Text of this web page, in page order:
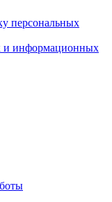
персональных
и информационных